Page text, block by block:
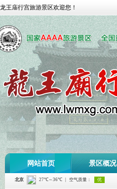
龙王庙行宫旅游景区欢迎您！
网站首页 景区概况